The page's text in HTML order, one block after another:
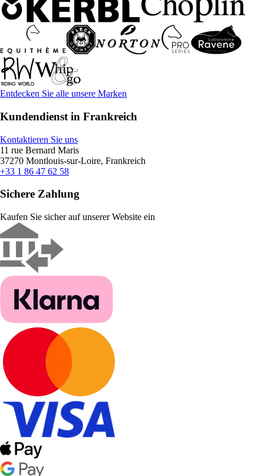
Entdecken Sie alle unsere Marken
Kundendienst in Frankreich
Kontaktieren Sie uns
11 rue Bernard Maris
37270 Montlouis-sur-Loire, Frankreich
+33 1 86 47 62 58
Sichere Zahlung
Kaufen Sie sicher auf unserer Website ein